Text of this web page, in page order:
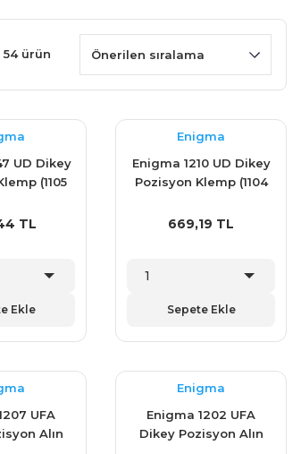
ürün
UD Dikey
(1105
TL
Ekle
Enigma
Enigma 1210 UD Dikey
Pozisyon Klemp (1104
669,19 TL
Sepete Ekle
UFA
Alın
Enigma
Enigma 1202 UFA
Dikey Pozisyon Alın